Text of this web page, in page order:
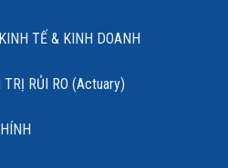
TẾ & KINH DOANH
RỦI RO (Actuary)